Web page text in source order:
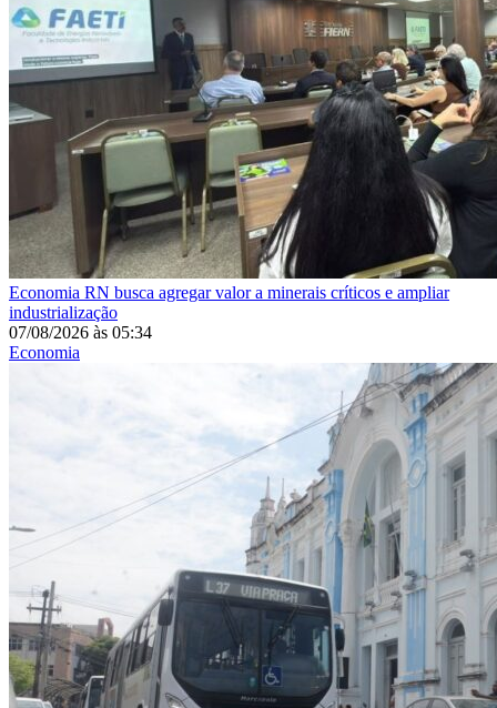
Economia RN busca agregar valor a minerais críticos e ampliar
industrialização
07/08/2026 às 05:34
Economia